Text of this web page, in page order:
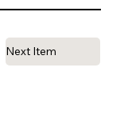
Next Item